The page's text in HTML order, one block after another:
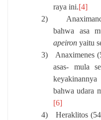
raya ini.[4]
2)
bahwa asa
apeiron yaitu
3)
Anaximenes
asas- mula
bahwa udara
[6]
4)
Heraklitos